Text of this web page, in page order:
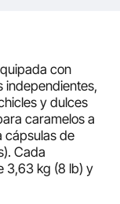
con
independientes,
y dulces
caramelos a
cápsulas de
Cada
3,63 kg (8 lb) y